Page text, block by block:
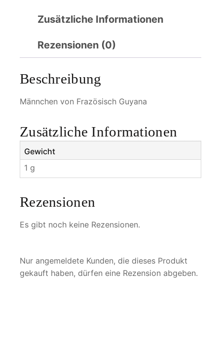
Zusätzliche Informationen
Rezensionen (0)
Beschreibung
Männchen von Frazösisch Guyana
Zusätzliche Informationen
Gewicht
1 g
Rezensionen
Es gibt noch keine Rezensionen.
Nur angemeldete Kunden, die dieses Produkt
gekauft haben, dürfen eine Rezension abgeben.